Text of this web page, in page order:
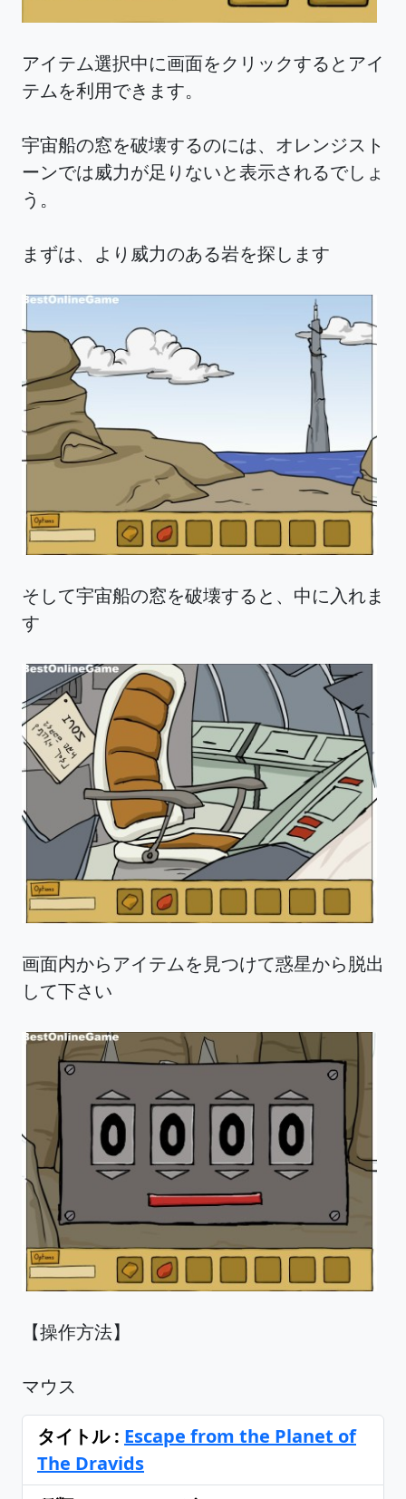
アイテム選択中に画面をクリックするとアイ
テムを利用できます。
宇宙船の窓を破壊するのには、オレンジスト
ーンでは威力が足りないと表示されるでしょ
う。
まずは、より威力のある岩を探します
そして宇宙船の窓を破壊すると、中に入れま
す
画面内からアイテムを見つけて惑星から脱出
して下さい
【操作方法】
マウス
タイトル : Escape from the Planet of
The Dravids